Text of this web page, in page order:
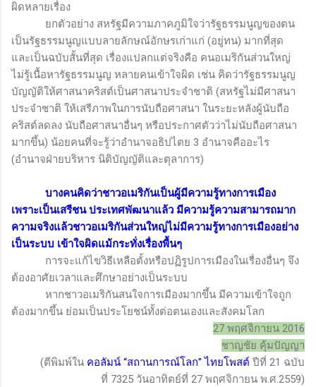
ผิดหลายเรื่อง
ยกตัวอย่าง สหรัฐมีความภาคภูมิใจว่ารัฐธรรมนูญของตน
เป็นรัฐธรรมนูญแบบลายลักษณ์อักษรเก่าแก่ (อยู่ทน) มากที่สุด
และเป็นฉบับสั้นที่สุด เรื่องแปลกแต่จริงคือ คนอเมริกันส่วนใหญ่
ไม่รู้เนื้อหารัฐธรรมนูญ หลายคนเข้าใจผิด เช่น คิดว่ารัฐธรรมนูญ
บัญญัติให้ศาสนาคริสต์เป็นศาสนาประจำชาติ (สหรัฐไม่มีศาสนา
ประจำชาติ ให้เสรีภาพในการนับถือศาสนา ในระยะหลังผู้นับถือ
คริสต์ลดลง นับถือศาสนาอื่นๆ หรือประกาศตัวว่าไม่นับถือศาสนา
มากขึ้น) น้อยคนที่จะรู้ว่าอำนาจอธิปไตย 3 อำนาจคืออะไร
(อำนาจฝ่ายบริหาร นิติบัญญัติและตุลาการ)
บางคนคิดว่าชาวอเมริกันเป็นผู้มีความรู้ทางการเมือง
เพราะเป็นเสรีชน ประเทศพัฒนาแล้ว มีความรู้ความสามารถมาก
ความจริงแล้วชาวอเมริกันส่วนใหญ่ไม่มีความรู้ทางการเมืองอย่าง
เป็นระบบ เข้าใจผิดแม้กระทั่งเรื่องพื้นๆ
การจะแก้ไขวิธีเหลือตั้งหรือปฏิรูปการเมืองในเรื่องอื่นๆ จึง
ต้องอาศัยเวลาและศึกษาอย่างเป็นระบบ
หากชาวอเมริกันสนใจการเมืองมากขึ้น มีความเข้าใจถูก
ต้องมากขึ้น ย่อมเป็นประโยชน์ทั้งต่อตนเองและสังคมโลก
27 พฤศจิกายน 2016
ชาญชัย คุ้มปัญญา
(ตีพิมพ์ใน คอลัมน์ “สถานการณ์โลก”ไทยโพสต์ ปีที่ 21 ฉบับ
ที่ 7325 วันอาทิตย์ที่ 27 พฤศจิกายน พ.ศ.2559)